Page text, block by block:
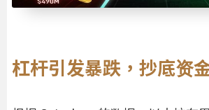
杠杆引发暴跌，抄底资